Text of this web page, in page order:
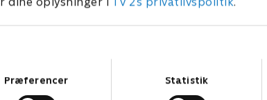
Præferencer Statistik